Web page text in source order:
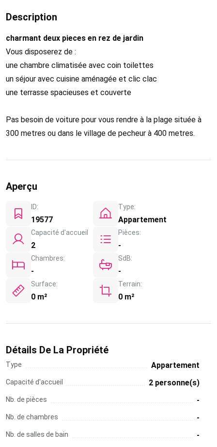
Description
charmant deux pieces en rez de jardin
Vous disposerez de :
une chambre climatisée avec coin toilettes
un séjour avec cuisine aménagée et clic clac
une terrasse spacieuses et couverte
Pas besoin de voiture pour vous rendre à la plage située à
300 metres ou dans le village de pecheur à 400 metres.
Aperçu
ID:
19577
Type:
Appartement
Capacité d'accueil
2
Pièces:
-
Chambres:
-
SdB:
-
Surface:
0 m²
Terrain:
0 m²
Détails De La Propriété
Type Appartement
Capacité d'accueil 2 personne(s)
Nb. de pièces -
Nb. de chambres -
Nb. de salles de bain -